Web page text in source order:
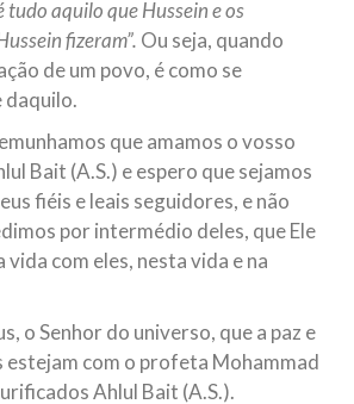
tudo aquilo que Hussein e os
fizeram”. Ou seja, quando
de um povo, é como se
daquilo.
que amamos o vosso
Bait (A.S.) e espero que sejamos
fiéis e leais seguidores, e não
por intermédio deles, que Ele
vida com eles, nesta vida e na
o Senhor do universo, que a paz e
estejam com o profeta Mohammad
Ahlul Bait (A.S.).